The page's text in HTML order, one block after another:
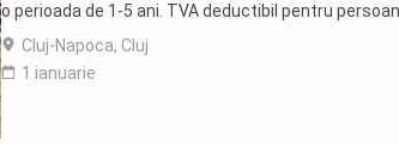
o perioada de 1-5 ani. TVA deductibil pentru
de Origine: ...
Cluj-Napoca, Cluj
1 ianuarie